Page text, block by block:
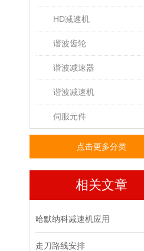
HD减速机
谐波齿轮
谐波减速器
谐波减速机
伺服元件
点击更多分类
相关文章
哈默纳科减速机应用
走刀路线安排